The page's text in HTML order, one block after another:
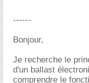
------
Bonjour,
Je recherche le
d'un ballast
comprendre le